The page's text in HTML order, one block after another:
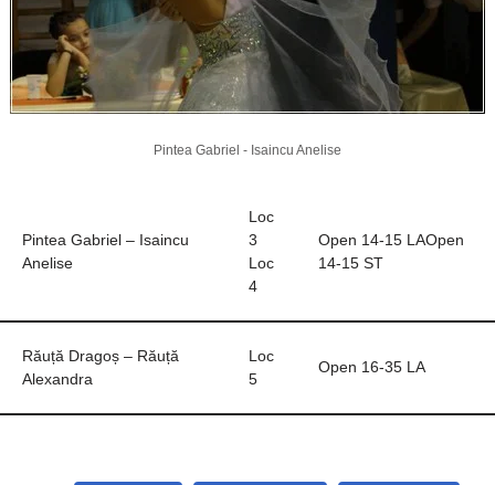
Pintea Gabriel - Isaincu Anelise
Pintea Gabriel – Isaincu
Anelise
Loc
3
Loc
4
Open 14-15 LAOpen
14-15 ST
Răuță Dragoș – Răuță
Alexandra
Loc
5
Open 16-35 LA